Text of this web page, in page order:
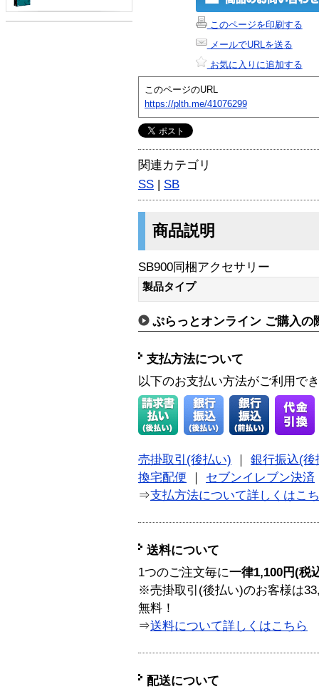
このページを印刷する
メールでURLを送る
お気に入りに追加する
このページのURL
https://plth.me/41076299
関連カテゴリ
SS | SB
商品説明
SB900同梱アクセサリー
製品タイプ
ぷらっとオンライン ご購入の
支払方法について
以下のお支払い方法がご利用で
売掛取引(後払い)
銀行振込(後
換宅配便
セブンイレブン決済
⇒支払方法について詳しくはこ
送料について
1つのご注文毎に一律1,100円(税
※売掛取引(後払い)のお客様は
無料！
⇒送料について詳しくはこちら
配送について